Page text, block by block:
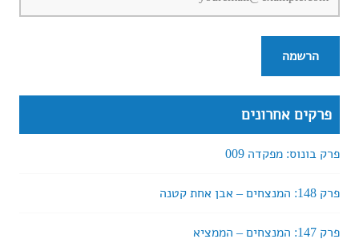
פרקים אחרונים
פרק בונוס: מפקדה 009
פרק 148: המנצחים – אבן אחת קטנה
פרק 147: המנצחים – הממציא